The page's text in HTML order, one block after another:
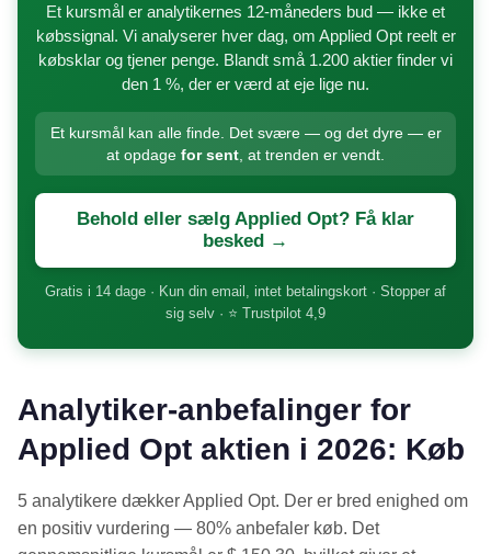
Et kursmål er analytikernes 12-måneders bud — ikke et
købssignal. Vi analyserer hver dag, om Applied Opt reelt er
købsklar og tjener penge. Blandt små 1.200 aktier finder vi
den 1 %, der er værd at eje lige nu.
Et kursmål kan alle finde. Det svære — og det dyre — er
at opdage for sent, at trenden er vendt.
Behold eller sælg Applied Opt? Få klar
besked →
Gratis i 14 dage · Kun din email, intet betalingskort · Stopper af
sig selv · ⭐ Trustpilot 4,9
Analytiker-anbefalinger for
Applied Opt aktien i 2026: Køb
5 analytikere dækker Applied Opt. Der er bred enighed om
en positiv vurdering — 80% anbefaler køb. Det